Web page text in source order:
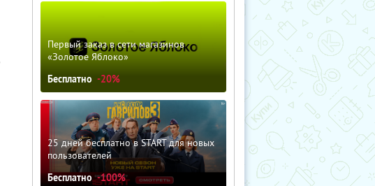
Первый заказ в сети магазинов
«Золотое Яблоко»
Бесплатно -20%
25 дней бесплатно в START для новых
пользователей
Бесплатно -100%